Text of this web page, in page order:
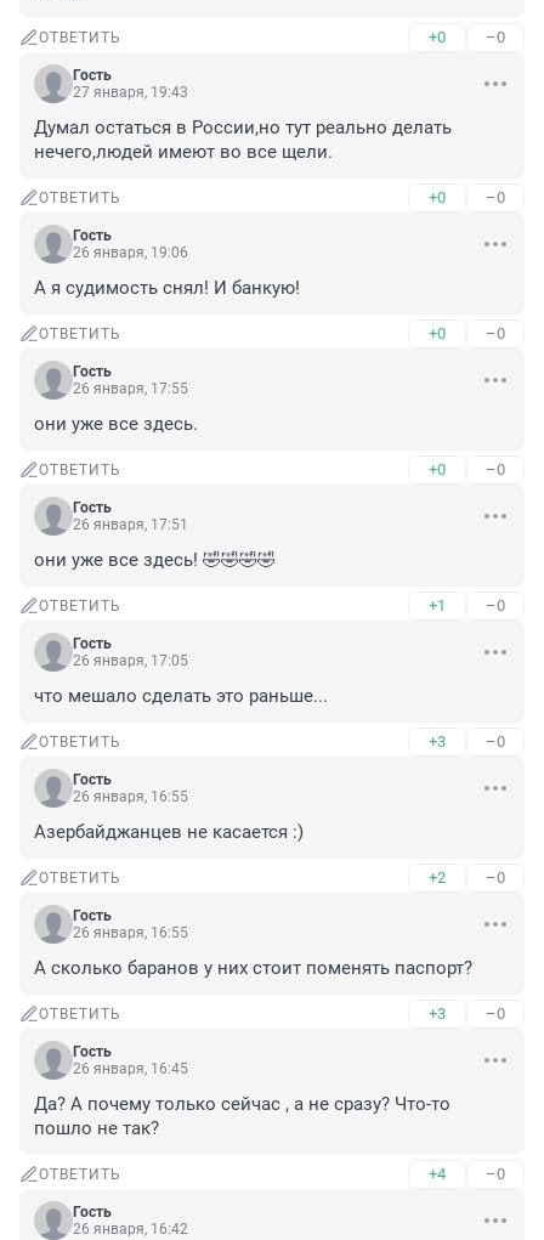
ОТВЕТИТЬ +0 –0
Гость
27 января, 19:43
Думал остаться в России,но тут реально делать
нечего,людей имеют во все щели.
ОТВЕТИТЬ +0 –0
Гость
26 января, 19:06
А я судимость снял! И банкую!
ОТВЕТИТЬ +0 –0
Гость
26 января, 17:55
они уже все здесь.
ОТВЕТИТЬ +0 –0
Гость
26 января, 17:51
они уже все здесь! 🤣🤣🤣🤣
ОТВЕТИТЬ +1 –0
Гость
26 января, 17:05
что мешало сделать это раньше...
ОТВЕТИТЬ +3 –0
Гость
26 января, 16:55
Азербайджанцев не касается :)
ОТВЕТИТЬ +2 –0
Гость
26 января, 16:55
А сколько баранов у них стоит поменять паспорт?
ОТВЕТИТЬ +3 –0
Гость
26 января, 16:45
Да? А почему только сейчас , а не сразу? Что-то
пошло не так?
ОТВЕТИТЬ +4 –0
Гость
26 января, 16:42